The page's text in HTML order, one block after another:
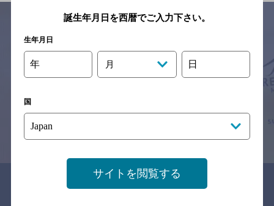
サイトマップ 利用規約
関連リンク
誕生年月日を西暦でご入力下さい。
生年月日
年 月 日
国
サイトを閲覧する